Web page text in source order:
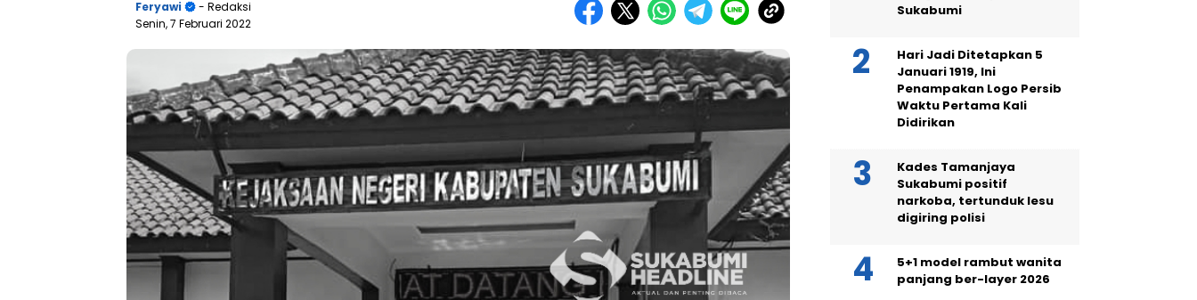
Feryawi
- Redaksi
Senin, 7 Februari 2022
Sukabumi
Hari Jadi Ditetapkan 5
Januari 1919, Ini
Penampakan Logo Persib
Waktu Pertama Kali
Didirikan
Kades Tamanjaya
Sukabumi positif
narkoba, tertunduk lesu
digiring polisi
5+1 model rambut wanita
panjang ber-layer 2026